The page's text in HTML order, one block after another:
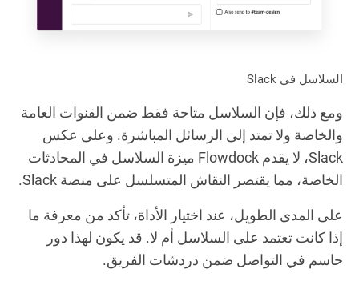
السلاسل في Slack
ومع ذلك، فإن السلاسل متاحة فقط ضمن القنوات العامة
والخاصة ولا تمتد إلى الرسائل المباشرة. وعلى عكس
Slack، لا يقدم Flowdock ميزة السلاسل في المحادثات
الخاصة، مما يقتصر النقاش المتسلسل على منصة Slack.
على المدى الطويل، عند اختيار الأداة، تأكد من معرفة ما
إذا كانت تعتمد على السلاسل أم لا. قد يكون لهذا دور
حاسم في التواصل ضمن دردشات الفريق.